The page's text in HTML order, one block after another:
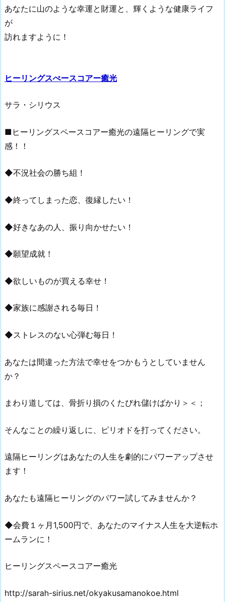
あなたに山のような幸運と財運と、輝くような健康ライフ
が
訪れますように！
ヒーリングスぺースコアー癒光
サラ・シリウス
■ヒーリングスペースコアー癒光の遠隔ヒーリングで実
感！！
◆不況社会の勝ち組！
◆終ってしまった恋、復縁したい！
◆好きなあの人、振り向かせたい！
◆願望成就！
◆欲しいものが買える幸せ！
◆家族に感謝される毎日！
◆ストレスのない心弾む毎日！
あなたは間違った方法で幸せをつかもうとしていません
か？
まわり道しては、骨折り損のくたびれ儲けばかり＞＜；
そんなことの繰り返しに、ピリオドを打ってください。
遠隔ヒーリングはあなたの人生を劇的にパワーアップさせ
ます！
あなたも遠隔ヒーリングのパワー試してみませんか？
◆会費１ヶ月1,500円で、あなたのマイナス人生を大逆転ホ
ームランに！
ヒーリングスペースコアー癒光
http://sarah-sirius.net/okyakusamanokoe.html